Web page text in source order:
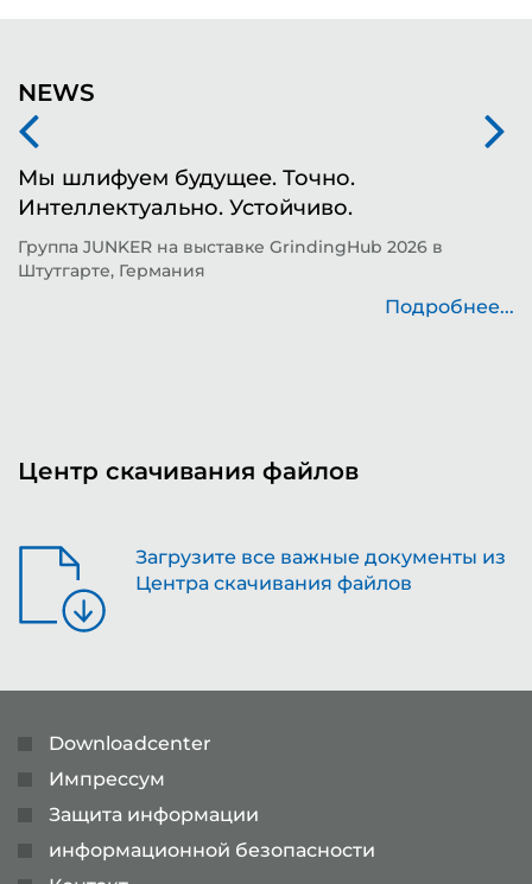
NEWS
Мы шлифуем будущее. Точно.
Интеллектуально. Устойчиво.
Группа JUNKER на выставке GrindingHub 2026 в
Штутгарте, Германия
Подробнее...
Центр скачивания файлов
Загрузите все важные документы из
Центра скачивания файлов
Downloadcenter
Импрессум
Защита информации
информационной безопасности